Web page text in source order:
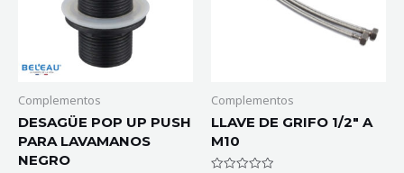
Complementos
DESAGÜE POP UP PUSH
PARA LAVAMANOS
NEGRO
Complementos
LLAVE DE GRIFO 1/2″ A
M10